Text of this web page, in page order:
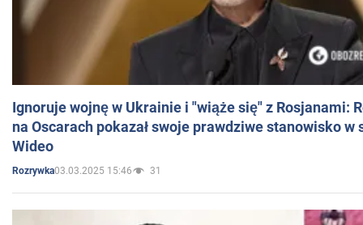
Ignoruje wojnę w Ukrainie i "wiąże się" z Rosjanami:
na Oscarach pokazał swoje prawdziwe stanowisko w
Wideo
Rozrywka03.03.2025 15:46 31